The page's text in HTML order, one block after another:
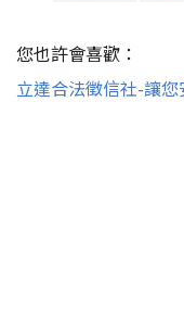
您也許會喜歡：
立達合法徵信社-讓